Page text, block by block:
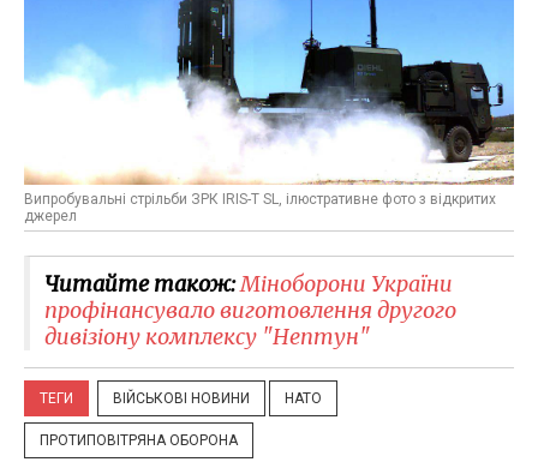
Випробувальні стрільби ЗРК IRIS-T SL, ілюстративне фото з відкритих
джерел
Читайте також:Міноборони України
профінансувало виготовлення другого
дивізіону комплексу "Нептун"
ТЕГИ ВІЙСЬКОВІ НОВИНИ НАТО
ПРОТИПОВІТРЯНА ОБОРОНА